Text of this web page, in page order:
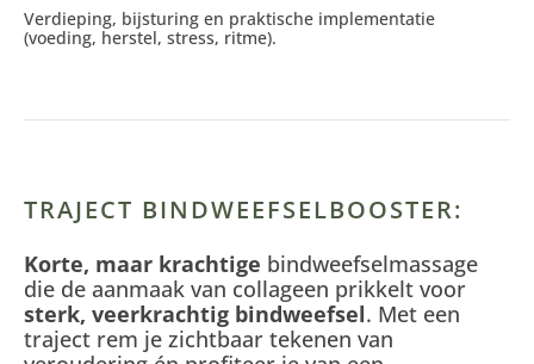
Verdieping, bijsturing en praktische implementatie
(voeding, herstel, stress, ritme).
TRAJECT BINDWEEFSELBOOSTER:
Korte, maar krachtige bindweefselmassage
die de aanmaak van collageen prikkelt voor
sterk, veerkrachtig bindweefsel. Met een
traject rem je zichtbaar tekenen van